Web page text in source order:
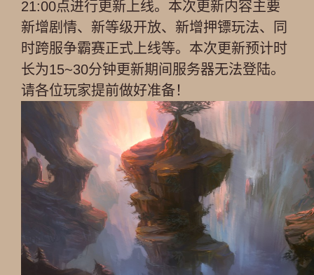
21:00点进行更新上线。本次更新内容主要
新增剧情、新等级开放、新增押镖玩法、同
时跨服争霸赛正式上线等。本次更新预计时
长为15~30分钟更新期间服务器无法登陆。
请各位玩家提前做好准备！